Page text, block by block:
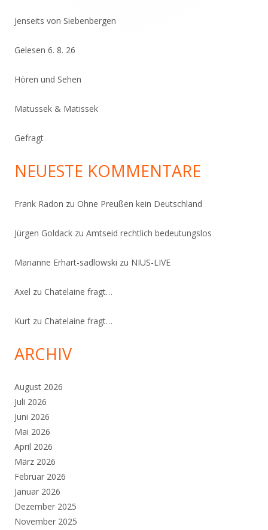
Jenseits von Siebenbergen
Gelesen 6. 8. 26
Hören und Sehen
Matussek & Matissek
Gefragt
NEUESTE KOMMENTARE
Frank Radon zu Ohne Preußen kein Deutschland
Jürgen Goldack zu Amtseid rechtlich bedeutungslos
Marianne Erhart-sadlowski zu NIUS-LIVE
Axel zu Chatelaine fragt…
Kurt zu Chatelaine fragt…
ARCHIV
August 2026
Juli 2026
Juni 2026
Mai 2026
April 2026
März 2026
Februar 2026
Januar 2026
Dezember 2025
November 2025